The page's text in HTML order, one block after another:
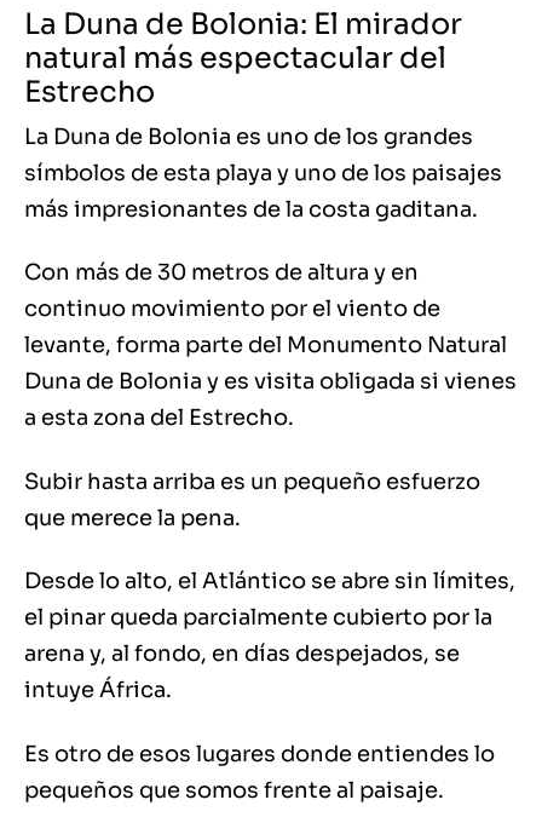
La Duna de Bolonia: El mirador
natural más espectacular del
Estrecho
La Duna de Bolonia es uno de los grandes
símbolos de esta playa y uno de los paisajes
más impresionantes de la costa gaditana.
Con más de 30 metros de altura y en
continuo movimiento por el viento de
levante, forma parte del Monumento Natural
Duna de Bolonia y es visita obligada si vienes
a esta zona del Estrecho.
Subir hasta arriba es un pequeño esfuerzo
que merece la pena.
Desde lo alto, el Atlántico se abre sin límites,
el pinar queda parcialmente cubierto por la
arena y, al fondo, en días despejados, se
intuye África.
Es otro de esos lugares donde entiendes lo
pequeños que somos frente al paisaje.